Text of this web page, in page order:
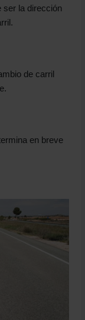
ser la dirección
de carril
en breve